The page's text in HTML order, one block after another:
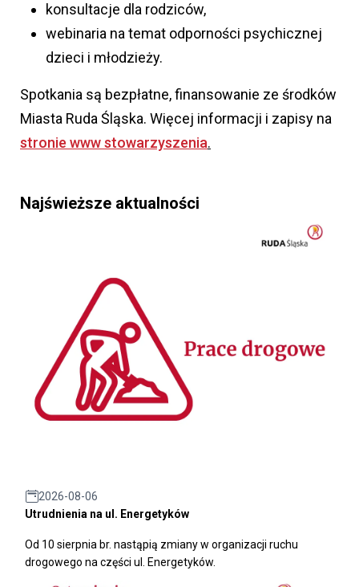
konsultacje dla rodziców,
webinaria na temat odporności psychicznej
dzieci i młodzieży.
Spotkania są bezpłatne, finansowanie ze środków
Miasta Ruda Śląska. Więcej informacji i zapisy na
stronie www stowarzyszenia.
Najświeższe aktualności
2026-08-06
Utrudnienia na ul. Energetyków
Od 10 sierpnia br. nastąpią zmiany w organizacji ruchu
drogowego na części ul. Energetyków.